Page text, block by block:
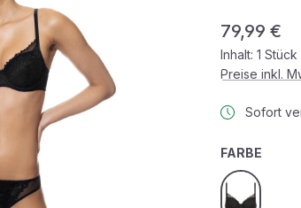
Regulärer
79,99 €
Inhalt: 1 Stück
Preise inkl.
Sofort
FARBE